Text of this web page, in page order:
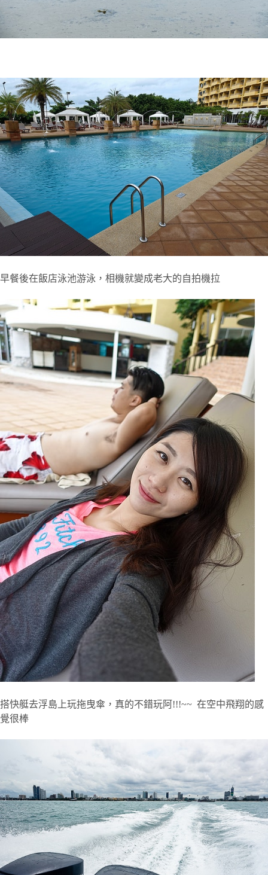
早餐後在飯店泳池游泳，相機就變成老大的自拍機拉
搭快艇去浮島上玩拖曳傘，真的不錯玩阿!!!~~ 在空中飛翔的感
覺很棒